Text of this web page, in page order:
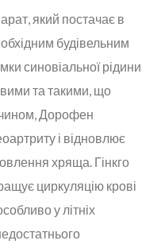
який постачає в
будівельним
синовіальної рідини
та такими, що
Дорофен
і відновлює
хряща. Гінкго
циркуляцію крові
у літніх